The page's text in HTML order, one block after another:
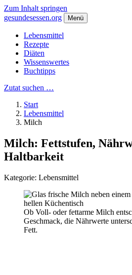
Zum Inhalt springen
gesundesessen.org Menü
Lebensmittel
Rezepte
Diäten
Wissenswertes
Buchtipps
Zutat suchen …
Start
Lebensmittel
Milch
Milch: Fettstufen,
Haltbarkeit
Kategorie: Lebensmittel
Ob Voll- oder fettarme Milch
Geschmack, die Nährwerte
Fett.